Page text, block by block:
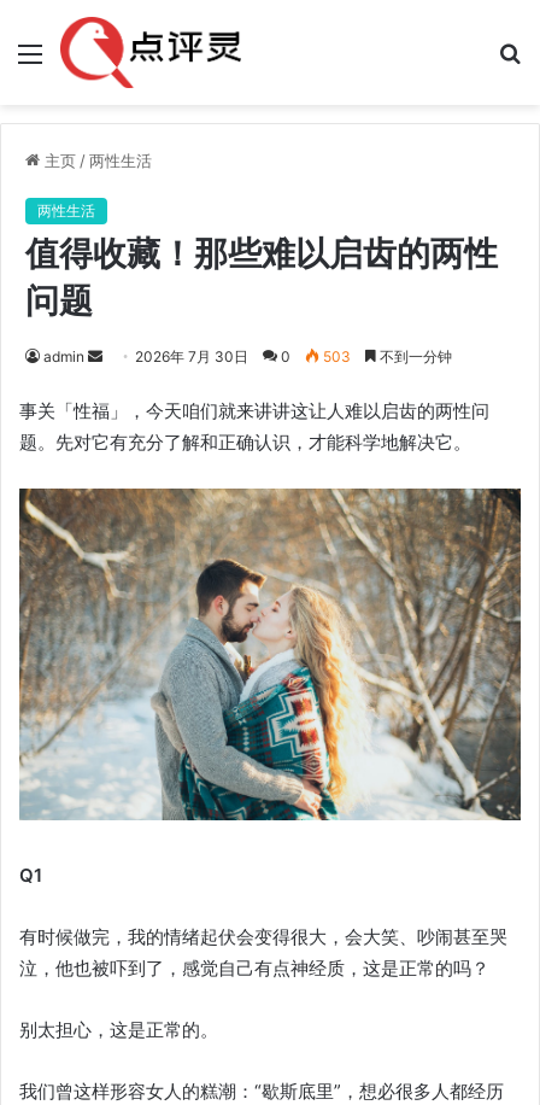
菜
主页 /两性生活
两性生活
值得收藏！那些难以启齿的两性
问题
admin
发
邮
件
2026年 7月 30日 0 503 不到一分钟
事关「性福」，今天咱们就来讲讲这让人难以启齿的两性问
题。先对它有充分了解和正确认识，才能科学地解决它。
Q1
有时候做完，我的情绪起伏会变得很大，会大笑、吵闹甚至哭
泣，他也被吓到了，感觉自己有点神经质，这是正常的吗？
别太担心，这是正常的。
我们曾这样形容女人的糕潮：“歇斯底里”，想必很多人都经历